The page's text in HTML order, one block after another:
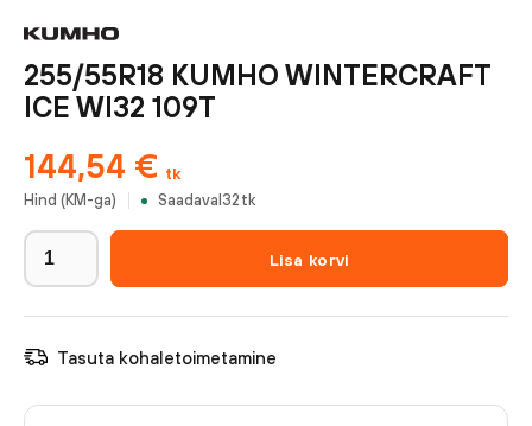
255/55R18 KUMHO WINTERCRAFT
ICE WI32 109T
144,54 € tk
Hind (KM-ga) Saadaval 32 tk
Lisa korvi
Tasuta kohaletoimetamine